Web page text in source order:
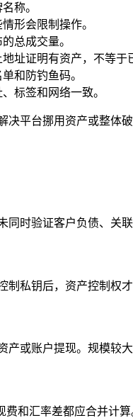
称。
形会限制操作。
总成交量。
址证明有资产，不等于
和防钓鱼码。
标签和网络一致。
平台挪用资产或整体
时验证客户负债、关
私钥后，资产控制权才
或账户提现。规模较
和汇率差都应合并计